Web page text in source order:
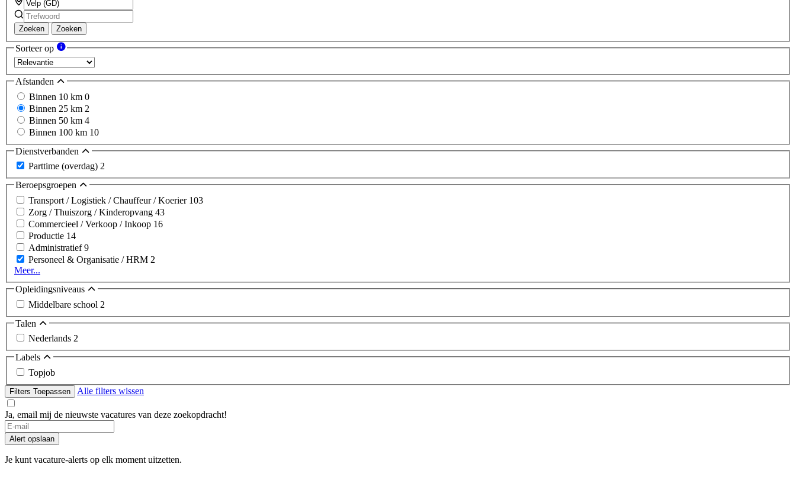
Zoeken Zoeken
Sorteer op
Afstanden
Binnen 10 km 0
Binnen 25 km 2
Binnen 50 km 4
Binnen 100 km 10
Dienstverbanden
Parttime (overdag) 2
Beroepsgroepen
Transport / Logistiek / Chauffeur / Koerier 103
Zorg / Thuiszorg / Kinderopvang 43
Commercieel / Verkoop / Inkoop 16
Productie 14
Administratief9
Personeel & Organisatie / HRM 2
Meer...
Opleidingsniveaus
Middelbare school 2
Talen
Nederlands 2
Labels
Topjob
Filters Toepassen Alle filters wissen
Ja, email mij de nieuwste vacatures van deze zoekopdracht!
Alert opslaan
Je kunt vacature-alerts op elk moment uitzetten.